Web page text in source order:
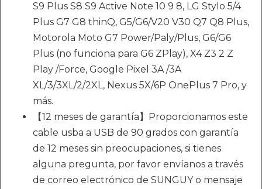
S9 Plus S8 S9 Active Note 10 9 8, LG Stylo 5/4
Plus G7 G8 thinQ, G5/G6/V20 V30 Q7 Q8 Plus,
Motorola Moto G7 Power/Paly/Plus, G6/G6
Plus (no funciona para G6 ZPlay), X4 Z3 2 Z
Play /Force, Google Pixel 3A /3A
XL/3/3XL/2/2XL, Nexus 5X/6P OnePlus 7 Pro, y
más.
【12 meses de garantía】Proporcionamos este
cable usba a USB de 90 grados con garantía
de 12 meses sin preocupaciones, si tienes
alguna pregunta, por favor envíanos a través
de correo electrónico de SUNGUY o mensaje